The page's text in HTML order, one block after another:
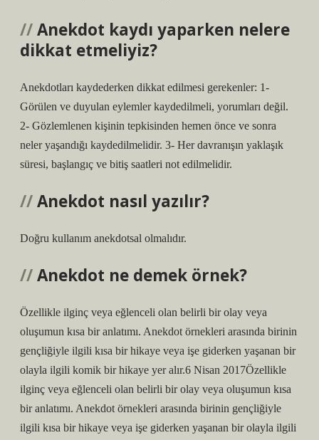
Anekdot kaydı yaparken nelere
dikkat etmeliyiz?
Anekdotları kaydederken dikkat edilmesi gerekenler: 1-
Görülen ve duyulan eylemler kaydedilmeli, yorumları değil.
2- Gözlemlenen kişinin tepkisinden hemen önce ve sonra
neler yaşandığı kaydedilmelidir. 3- Her davranışın yaklaşık
süresi, başlangıç ​​ve bitiş saatleri not edilmelidir.
Anekdot nasıl yazılır?
Doğru kullanım anekdotsal olmalıdır.
Anekdot ne demek örnek?
Özellikle ilginç veya eğlenceli olan belirli bir olay veya
oluşumun kısa bir anlatımı. Anekdot örnekleri arasında birinin
gençliğiyle ilgili kısa bir hikaye veya işe giderken yaşanan bir
olayla ilgili komik bir hikaye yer alır.6 Nisan 2017Özellikle
ilginç veya eğlenceli olan belirli bir olay veya oluşumun kısa
bir anlatımı. Anekdot örnekleri arasında birinin gençliğiyle
ilgili kısa bir hikaye veya işe giderken yaşanan bir olayla ilgili